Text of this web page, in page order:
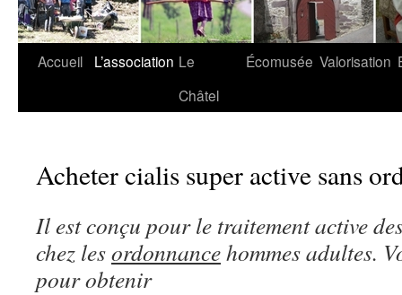
Aller
Accueil L’association Le
Châtel
Écomusée Valorisation
Acheter cialis super active sans
Il est conçu pour le traitementactive
chez lesordonnancehommes adultes.
pour obtenir